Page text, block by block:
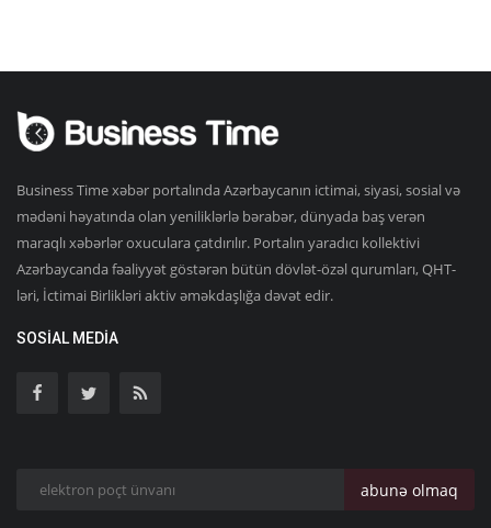
Business Time xəbər portalında Azərbaycanın ictimai, siyasi, sosial və
mədəni həyatında olan yeniliklərlə bərabər, dünyada baş verən
maraqlı xəbərlər oxuculara çatdırılır. Portalın yaradıcı kollektivi
Azərbaycanda fəaliyyət göstərən bütün dövlət-özəl qurumları, QHT-
ləri, İctimai Birlikləri aktiv əməkdaşlığa dəvət edir.
SOSIAL MEDIA
abunə olmaq